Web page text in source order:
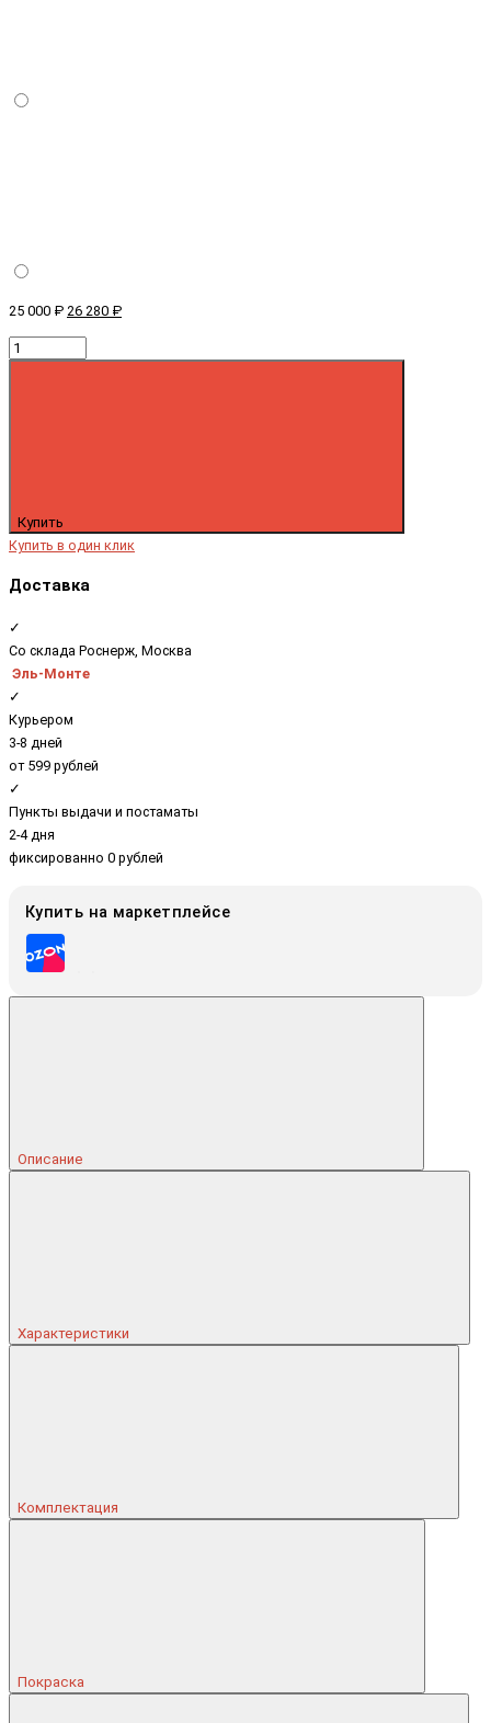
25 000 ₽ 26 280 ₽
Купить
Купить в один клик
Доставка
✓
Со склада Роснерж, Москва
Эль-Монте
✓
Курьером
3-8 дней
от 599 рублей
✓
Пункты выдачи и постаматы
2-4 дня
фиксированно 0 рублей
Купить на маркетплейсе
Описание
Характеристики
Комплектация
Покраска